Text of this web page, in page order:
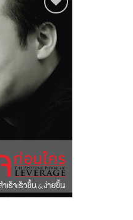
Add
to
wishlist